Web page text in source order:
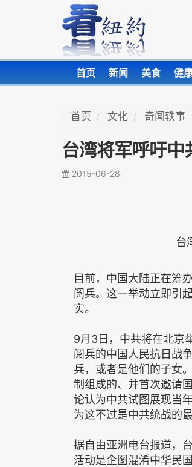
首页 新闻 美食 健
首页 文化 奇闻轶事
台湾将军呼吁中
2015-06-28
台
目前，中国大陆正在筹
阅兵。这一举动立即引
实。
9月3日，中共将在北京
阅兵的中国人民抗日战
兵，或者是他们的子女
制组成的、并首次邀请
论认为中共试图展现当
为这不过是中共统战的
据自由亚洲电台报道，
活动是企图混淆中华民